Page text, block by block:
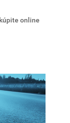
online